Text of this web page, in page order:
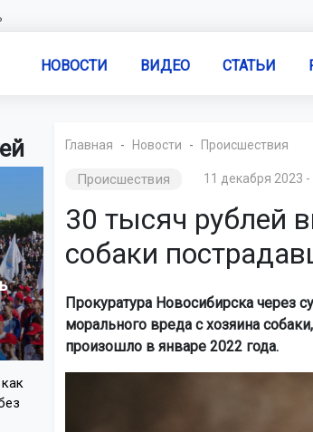
НОВОСТИ ВИДЕО СТАТЬИ
Главная Новости Происшествия
Происшествия 11 декабря 2023 -
30 тысяч рублей
собаки
Прокуратура Новосибирска через
морального вреда с хозяина
произошло в январе 2022 года.